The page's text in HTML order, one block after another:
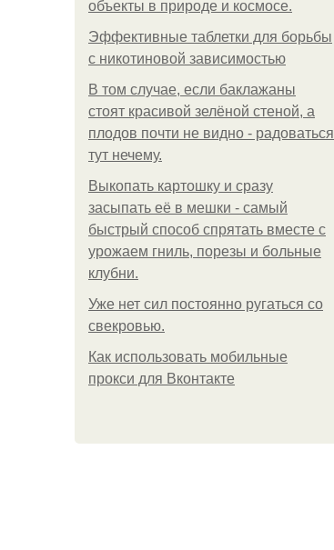
объекты в природе и космосе.
Эффективные таблетки для борьбы
с никотиновой зависимостью
В том случае, если баклажаны
стоят красивой зелёной стеной, а
плодов почти не видно - радоваться
тут нечему.
Выкопать картошку и сразу
засыпать её в мешки - самый
быстрый способ спрятать вместе с
урожаем гниль, порезы и больные
клубни.
Уже нет сил постоянно ругаться со
свекровью.
Как использовать мобильные
прокси для Вконтакте